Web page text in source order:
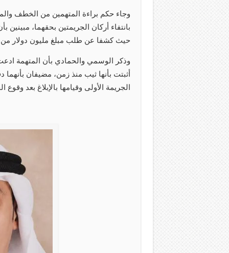
وجاء حكم براءة المتهمين من الخطف
بانتفاء أركان الجريمتين بحقهما، مبينين
حيث كشفا عن طلب مبلغ مليون دولار من
وذكر الوسمي والحمادي بأن المتهمة ادعت
أثبتت بأنها ثيب منذ زمن، مضيفان بأنهما
الجريمة الأولى وقيامها بالإبلاغ بعد وقوع